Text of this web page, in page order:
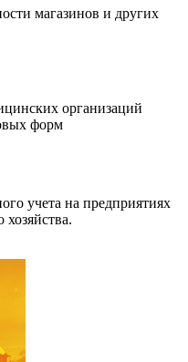
магазинов и других
организаций
форм
учета на предприятиях
хозяйства.